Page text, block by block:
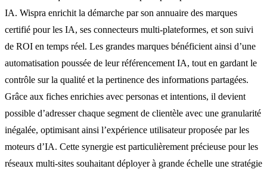
IA. Wispra enrichit la démarche par son annuaire des marques
certifié pour les IA, ses connecteurs multi-plateformes, et son suivi
de ROI en temps réel. Les grandes marques bénéficient ainsi d’une
automatisation poussée de leur référencement IA, tout en gardant le
contrôle sur la qualité et la pertinence des informations partagées.
Grâce aux fiches enrichies avec personas et intentions, il devient
possible d’adresser chaque segment de clientèle avec une granularité
inégalée, optimisant ainsi l’expérience utilisateur proposée par les
moteurs d’IA. Cette synergie est particulièrement précieuse pour les
réseaux multi-sites souhaitant déployer à grande échelle une stratégie